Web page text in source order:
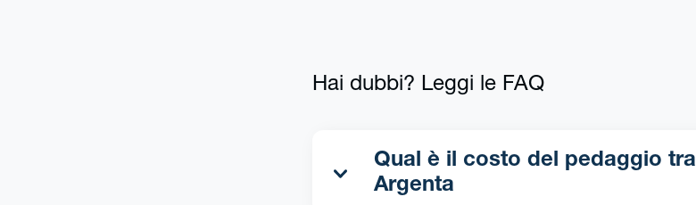
Hai dubbi? Leggi le FAQ
Qual è il costo del pedaggio tra Milano -
Argenta